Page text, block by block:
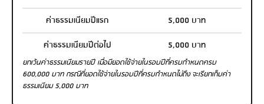
ค่าธรรมเนียมปีแรก
5,000 บาท
ค่าธรรมเนียมปีต่อไป
5,000 บาท
ยกเว้นค่าธรรมเนียมรายปี เมื่อมียอดใช้จ่ายในรอบปีที่ครบกำหนดครบ
600,000 บาท กรณีที่ยอดใช้จ่ายในรอบปีที่ครบกำหนดไม่ถึง จะเรียกเก็บค่า
ธรรมเนียม 5,000 บาท